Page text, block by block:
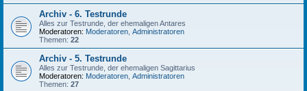
Archiv - 6. Testrunde
Alles zur Testrunde, der ehemaligen Antares
Moderatoren: Moderatoren Administratoren
Themen: 22
Archiv - 5. Testrunde
Alles zur Testrunde, der ehemaligen Sagittarius
Moderatoren: Moderatoren Administratoren
Themen: 27